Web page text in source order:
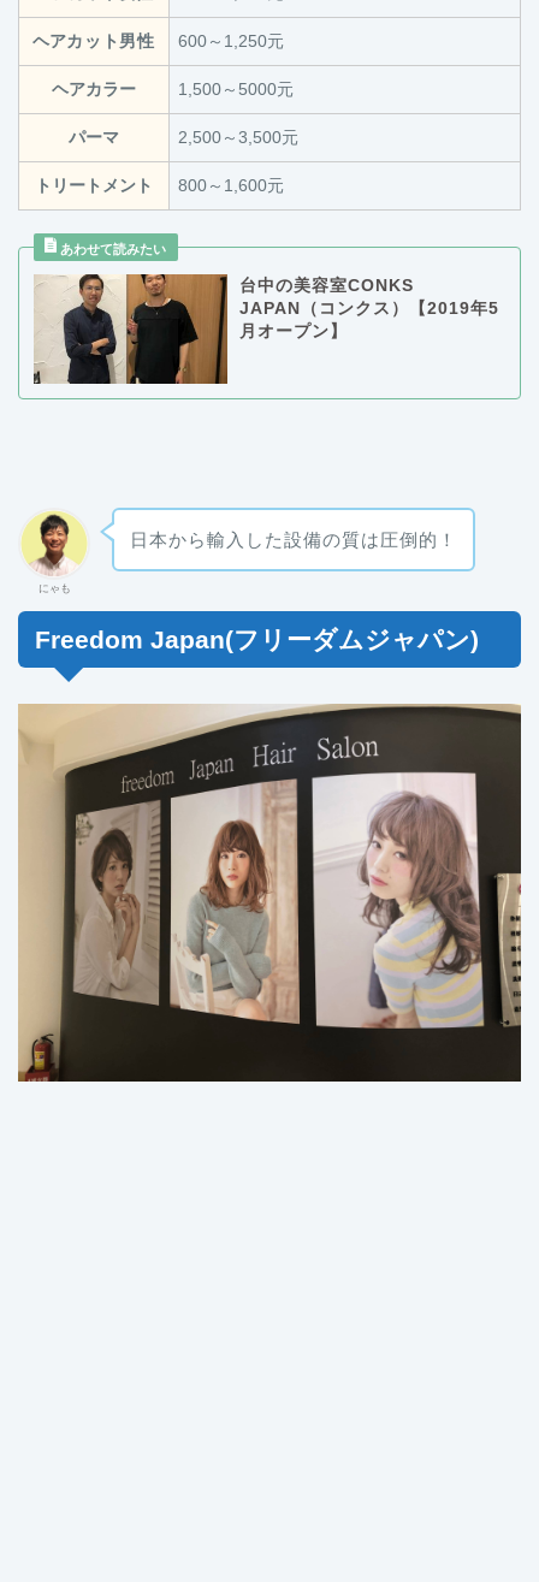
ヘアカット男性 600～1,250元
ヘアカラー 1,500～5000元
パーマ 2,500～3,500元
トリートメント 800～1,600元
台中の美容室CONKS
JAPAN（コンクス）【2019年5
月オープン】
にゃも
日本から輸入した設備の質は圧倒的！
Freedom Japan(フリーダムジャパン)